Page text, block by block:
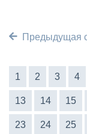
Предыдущая
1 2 3 4
13 14 15
23 24 25